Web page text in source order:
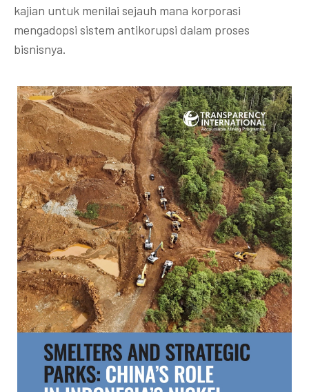
kajian untuk menilai sejauh mana korporasi
mengadopsi sistem antikorupsi dalam proses
bisnisnya.